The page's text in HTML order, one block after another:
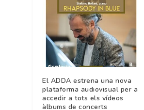
El ADDA estrena una nova
plataforma audiovisual per a
accedir a tots els vídeos
àlbums de concerts